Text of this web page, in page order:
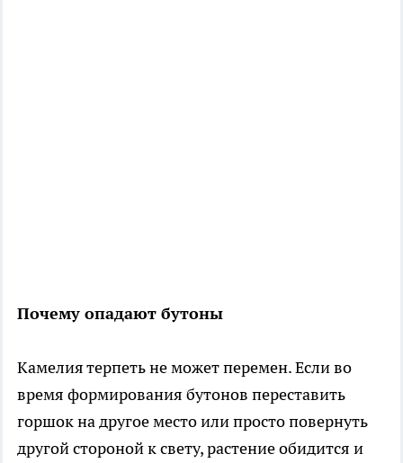
Почему опадают бутоны
Камелия терпеть не может перемен. Если во
время формирования бутонов переставить
горшок на другое место или просто повернуть
другой стороной к свету, растение обидится и